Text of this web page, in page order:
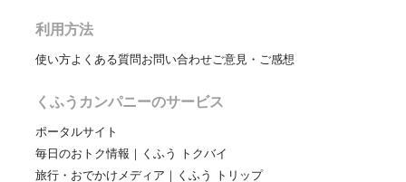
利用方法
使い方よくある質問お問い合わせご意見・ご感想
くふうカンパニーのサービス
ポータルサイト
毎日のおトク情報｜くふう トクバイ
旅行・おでかけメディア｜くふう トリップ